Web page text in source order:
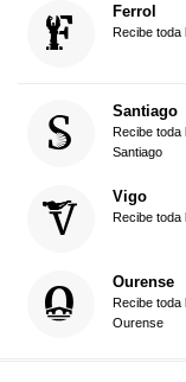
Ferrol
Recibe toda
Santiago
Recibe toda
Santiago
Vigo
Recibe toda
Ourense
Recibe toda
Ourense